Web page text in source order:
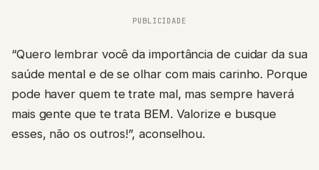
PUBLICIDADE
“Quero lembrar você da importância de cuidar da sua
saúde mental e de se olhar com mais carinho. Porque
pode haver quem te trate mal, mas sempre haverá
mais gente que te trata BEM. Valorize e busque
esses, não os outros!”, aconselhou.